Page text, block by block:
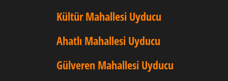
Kültür Mahallesi Uyducu
Ahatlı Mahallesi Uyducu
Gülveren Mahallesi Uyducu